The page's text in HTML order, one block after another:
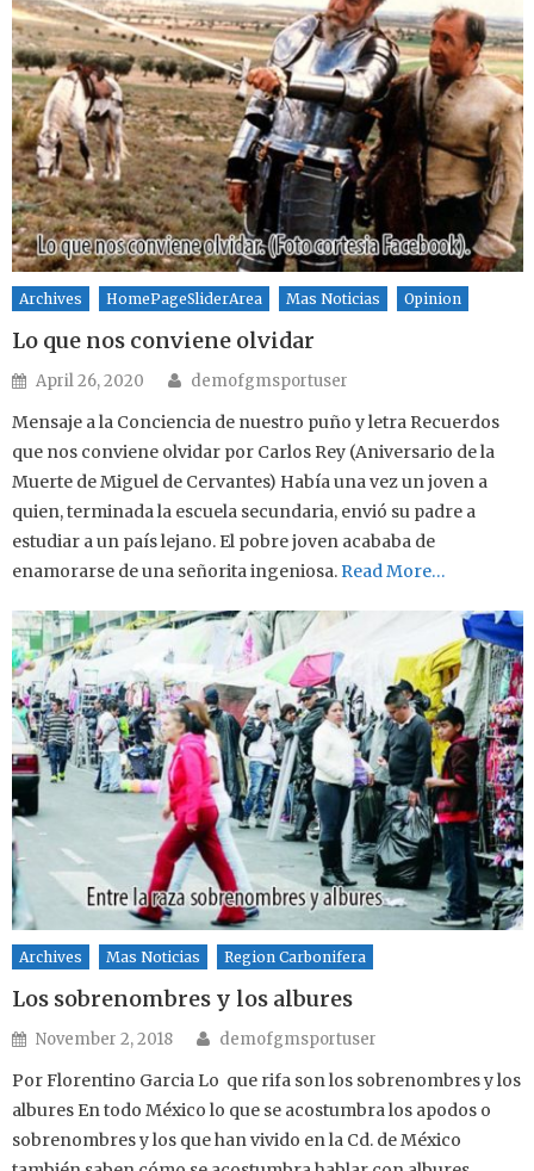
Archives HomePageSliderArea Mas Noticias Opinion
Lo que nos conviene olvidar
Posted on
April 26, 2020 Author
demofgmsportuser
Mensaje a la Conciencia de nuestro puño y letra Recuerdos
que nos conviene olvidar por Carlos Rey (Aniversario de la
Muerte de Miguel de Cervantes) Había una vez un joven a
quien, terminada la escuela secundaria, envió su padre a
estudiar a un país lejano. El pobre joven acababa de
enamorarse de una señorita ingeniosa. Read More…
Archives Mas Noticias Region Carbonifera
Los sobrenombres y los albures
Posted on
November 2, 2018 Author
demofgmsportuser
Por Florentino Garcia Lo que rifa son los sobrenombres y los
albures En todo México lo que se acostumbra los apodos o
sobrenombres y los que han vivido en la Cd. de México